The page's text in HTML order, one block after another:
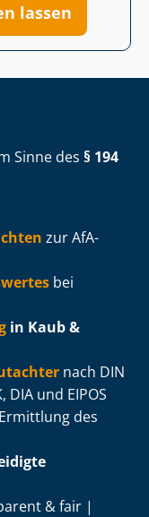
lassen
Sinne des § 194
zur AfA-
bei
in Kaub &
nach DIN
DIA und EIPOS
Ermittlung des
& fair |